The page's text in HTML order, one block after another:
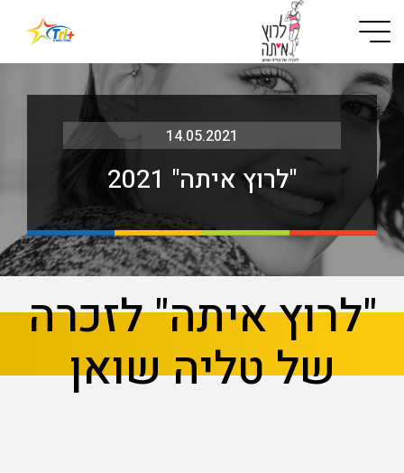
Button used only for devices with a small screen
14.05.2021
"לרוץ איתה" 2021
"לרוץ איתה" לזכרה
של טליה שואן